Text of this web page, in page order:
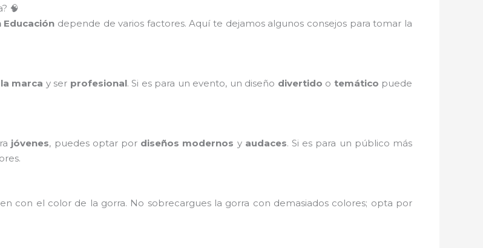
🧠
depende de varios factores. Aquí te dejamos algunos consejos para tomar la
marca y ser profesional. Si es para un evento, un diseño divertido o temático puede
jóvenes, puedes optar por diseños modernos y audaces. Si es para un público más
con el color de la gorra. No sobrecargues la gorra con demasiados colores; opta por